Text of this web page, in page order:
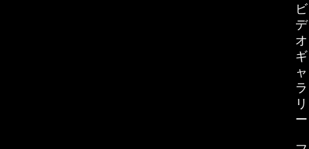
ビ
デ
オ
ギ
ャ
ラ
リ
ー